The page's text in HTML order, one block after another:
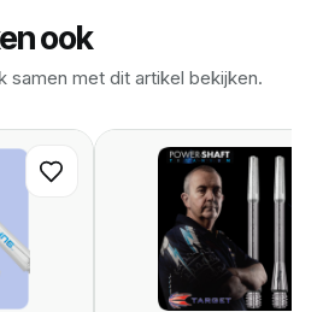
ook
samen met dit artikel bekijken.